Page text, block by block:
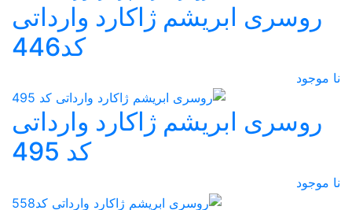
روسری ابریشم ژاکارد وارداتی
کد446
نا موجود
روسری ابریشم ژاکارد وارداتی
کد 495
نا موجود